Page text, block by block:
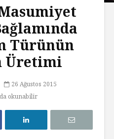
Türünün
Üretimi
26 Ağustos 2015
okunabilir